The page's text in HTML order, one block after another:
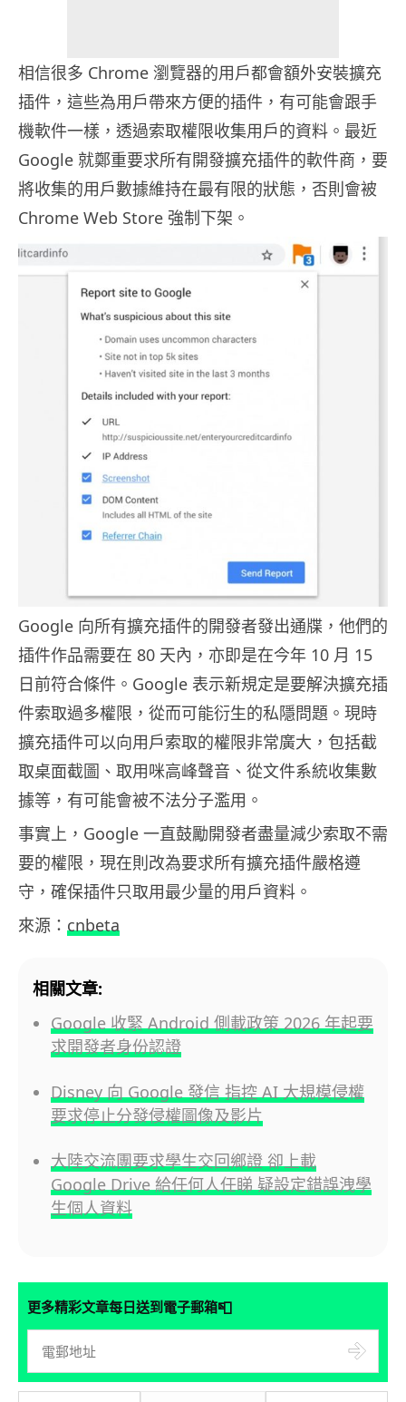
相信很多 Chrome 瀏覽器的用戶都會額外安裝擴充
插件，這些為用戶帶來方便的插件，有可能會跟手
機軟件一樣，透過索取權限收集用戶的資料。最近
Google 就鄭重要求所有開發擴充插件的軟件商，要
將收集的用戶數據維持在最有限的狀態，否則會被
Chrome Web Store 強制下架。
Google 向所有擴充插件的開發者發出通牒，他們的
插件作品需要在 80 天內，亦即是在今年 10 月 15
日前符合條件。Google 表示新規定是要解決擴充插
件索取過多權限，從而可能衍生的私隱問題。現時
擴充插件可以向用戶索取的權限非常廣大，包括截
取桌面截圖、取用咪高峰聲音、從文件系統收集數
據等，有可能會被不法分子濫用。
事實上，Google 一直鼓勵開發者盡量減少索取不需
要的權限，現在則改為要求所有擴充插件嚴格遵
守，確保插件只取用最少量的用戶資料。
來源： cnbeta
相關文章:
Google 收緊 Android 側載政策 2026 年起要
求開發者身份認證
Disney 向 Google 發信 指控 AI 大規模侵權
要求停止分發侵權圖像及影片
大陸交流團要求學生交回鄉證 卻上載
Google Drive 給任何人任睇 疑設定錯誤洩學
生個人資料
更多精彩文章每日送到電子郵箱📮